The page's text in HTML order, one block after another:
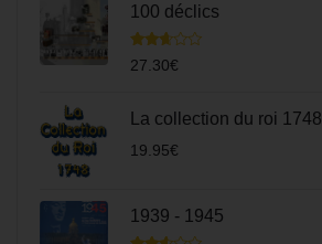
100 déclics
Note
2.55
27.30€
La collection du roi 1748
19.95€
1939 - 1945